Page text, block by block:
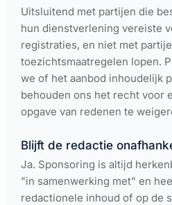
Uitsluitend met partijen die
hun dienstverlening vereiste
registraties, en niet met
toezichtsmaatregelen lopen.
we of het aanbod inhoudelijk
behouden ons het recht voor
opgave van redenen te
Blijft de redactie
Ja. Sponsoring is altijd
"in samenwerking met" en
redactionele inhoud of op de